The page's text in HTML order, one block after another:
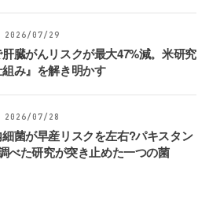
2026/07/29
臓がんリスクが最大47%減。米研究
み』を解き明かす
2026/07/28
菌が早産リスクを左右?パキスタン
べた研究が突き止めた一つの菌